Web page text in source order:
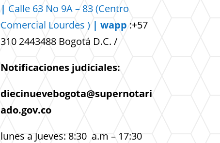
| Calle 63 No 9A – 83 (Centro
Comercial Lourdes ) | wapp :+57
310 2443488 Bogotá D.C. /
Notificaciones judiciales:
diecinuevebogota@supernotari
ado.gov.co
lunes a Jueves: 8:30 a.m – 17:30